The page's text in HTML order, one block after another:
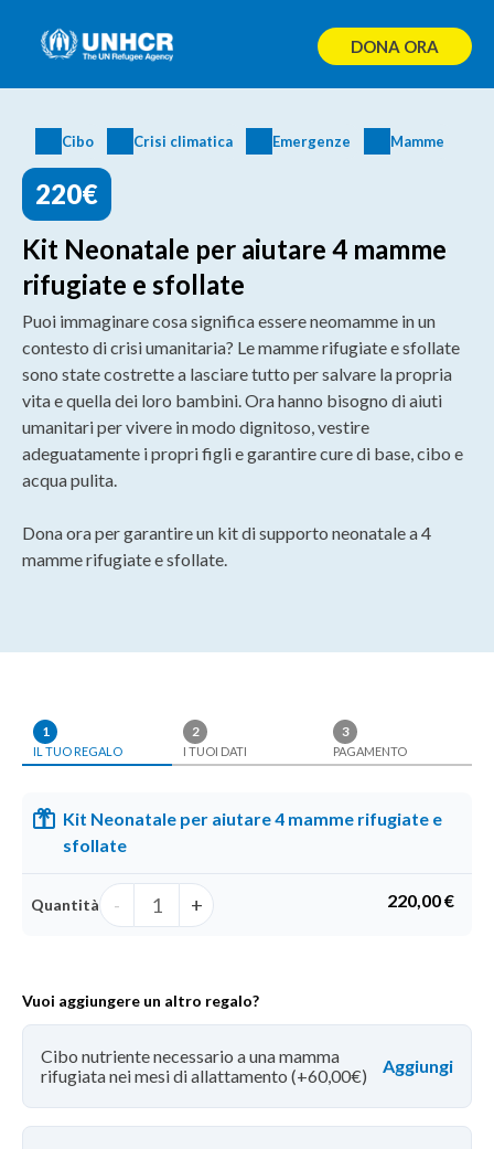
DONA ORA
Cibo Crisi climatica Emergenze Mamme
220€
Kit Neonatale per aiutare 4 mamme
rifugiate e sfollate
Puoi immaginare cosa significa essere neomamme in un
contesto di crisi umanitaria? Le mamme rifugiate e sfollate
sono state costrette a lasciare tutto per salvare la propria
vita e quella dei loro bambini. Ora hanno bisogno di aiuti
umanitari per vivere in modo dignitoso, vestire
adeguatamente i propri figli e garantire cure di base, cibo e
acqua pulita.
Dona ora per garantire un kit di supporto neonatale a 4
mamme rifugiate e sfollate.
1
IL TUO REGALO
2
I TUOI DATI
3
PAGAMENTO
Kit Neonatale per aiutare 4 mamme rifugiate e
sfollate
Quantità - + 220,00 €
Supporto
extra
Vuoi aggiungere un altro regalo?
Cibo nutriente necessario a una mamma
rifugiata nei mesi di allattamento (+60,00€)